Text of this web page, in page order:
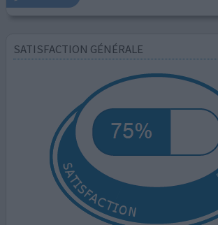
SATISFACTION GÉNÉRALE